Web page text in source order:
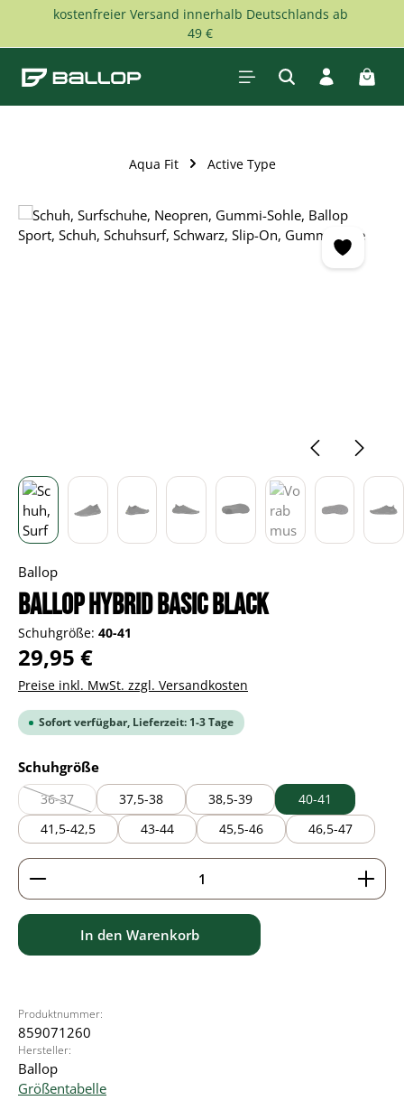
Zum Hauptinhalt springen
kostenfreier Versand innerhalb Deutschlands ab
49 €
Aqua Fit Active Type
Bildergalerie überspringen
Ballop
BALLOP Hybrid basic black
Schuhgröße: 40-41
Regulärer Preis:
29,95 €
Preise inkl. MwSt. zzgl. Versandkosten
Sofort verfügbar, Lieferzeit: 1-3 Tage
Schuhgrößeauswählen
36-37
(Diese Option ist zurzeit nicht verfügbar.)
37,5-38 38,5-39
40-41
41,5-42,5
43-44 45,5-46 46,5-47
Produkt Anzahl: Gib den gewünschten Wert ein
In den Warenkorb
Produktnummer:
859071260
Hersteller:
Ballop
Größentabelle